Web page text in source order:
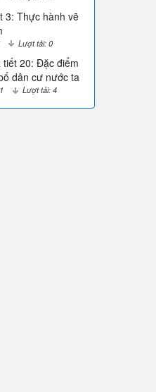
3: Thực hành vẽ
Lượt tải: 0
20: Đặc điểm
dân cư nước ta
Lượt tải: 4